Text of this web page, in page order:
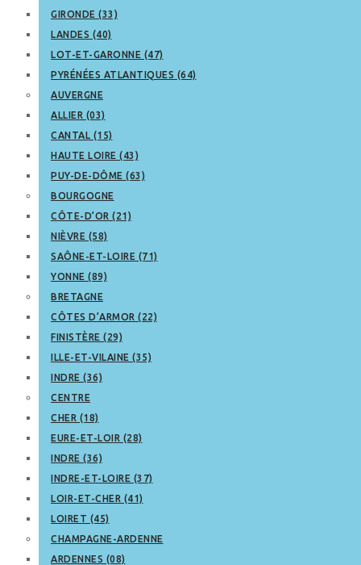
GIRONDE (33)
LANDES (40)
LOT-ET-GARONNE (47)
PYRÉNÉES ATLANTIQUES (64)
AUVERGNE
ALLIER (03)
CANTAL (15)
HAUTE LOIRE (43)
PUY-DE-DÔME (63)
BOURGOGNE
CÔTE-D’OR (21)
NIÈVRE (58)
SAÔNE-ET-LOIRE (71)
YONNE (89)
BRETAGNE
CÔTES D’ARMOR (22)
FINISTÈRE (29)
ILLE-ET-VILAINE (35)
INDRE (36)
CENTRE
CHER (18)
EURE-ET-LOIR (28)
INDRE (36)
INDRE-ET-LOIRE (37)
LOIR-ET-CHER (41)
LOIRET (45)
CHAMPAGNE-ARDENNE
ARDENNES (08)